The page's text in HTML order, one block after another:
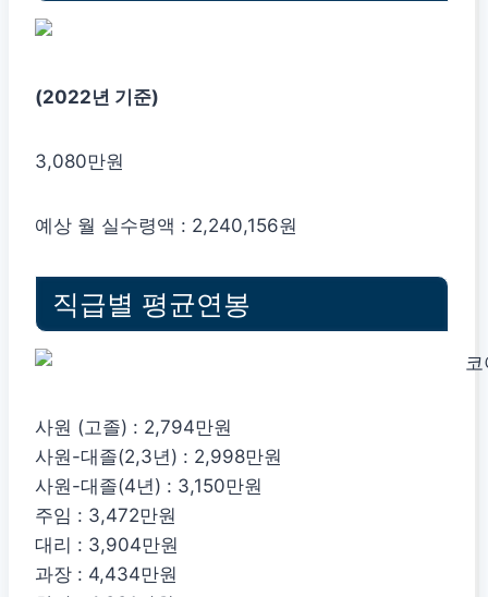
(2022년 기준)
3,080만원
예상 월 실수령액 : 2,240,156원
직급별 평균연봉
사원 (고졸) : 2,794만원
사원-대졸(2,3년) : 2,998만원
사원-대졸(4년) : 3,150만원
주임 : 3,472만원
대리 : 3,904만원
과장 : 4,434만원